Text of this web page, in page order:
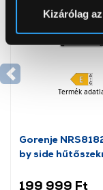
cookie-k
szolgáltatásaink
Kizárólag
Termék
Gorenje
by side
199 999 Ft